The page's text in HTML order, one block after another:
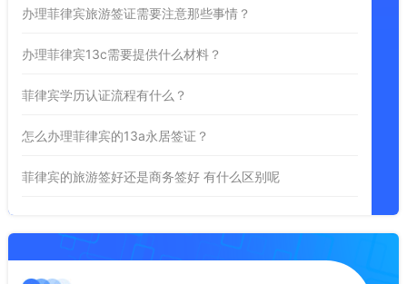
办理菲律宾旅游签证需要注意那些事情？
办理菲律宾13c需要提供什么材料？
菲律宾学历认证流程有什么？
怎么办理菲律宾的13a永居签证？
菲律宾的旅游签好还是商务签好 有什么区别呢